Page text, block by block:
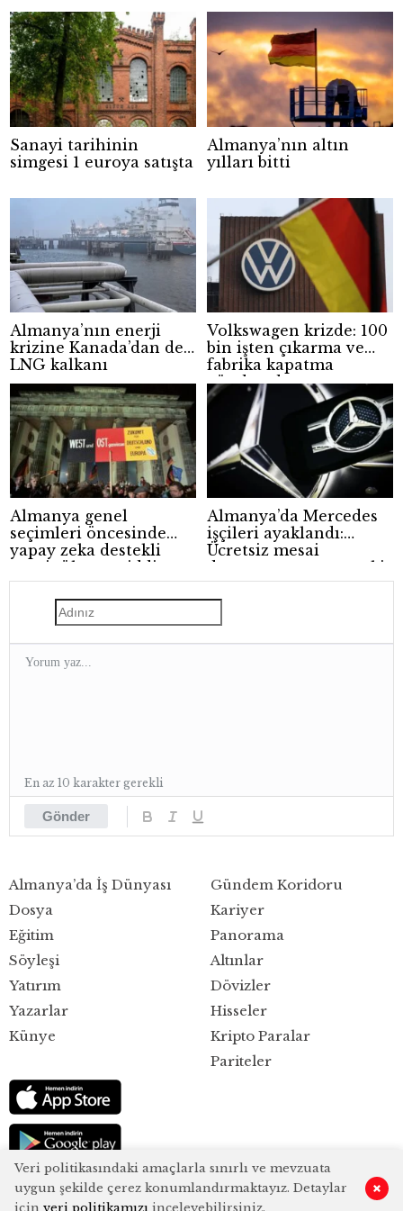
0
Sanayi tarihinin
simgesi 1 euroya satışta
Almanya’nın altın
yılları bitti
Almanya’nın enerji
krizine Kanada’dan dev
LNG kalkanı
Volkswagen krizde: 100
bin işten çıkarma ve
fabrika kapatma
gündemde
Almanya genel
seçimleri öncesinde
yapay zeka destekli
manipülasyon iddiası
Almanya’da Mercedes
işçileri ayaklandı:
Ücretsiz mesai
dayatmasına sert tepki
Gönder
En az 10 karakter gerekli
Almanya’da İş Dünyası
Dosya
Eğitim
Gündem Koridoru
Kariyer
Panorama
Söyleşi
Yatırım
Yazarlar
Künye
Altınlar
Dövizler
Hisseler
Kripto Paralar
Pariteler
Veri politikasındaki amaçlarla sınırlı ve mevzuata
uygun şekilde çerez konumlandırmaktayız. Detaylar
için veri politikamızı inceleyebilirsiniz.